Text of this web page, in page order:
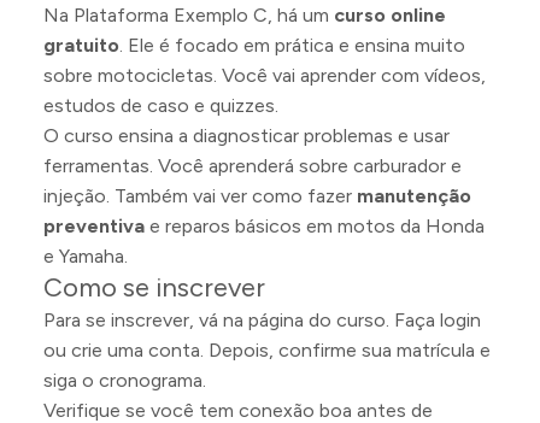
Na Plataforma Exemplo C, há um curso online
gratuito. Ele é focado em prática e ensina muito
sobre motocicletas. Você vai aprender com vídeos,
estudos de caso e quizzes.
O curso ensina a diagnosticar problemas e usar
ferramentas. Você aprenderá sobre carburador e
injeção. Também vai ver como fazer manutenção
preventiva e reparos básicos em motos da Honda
e Yamaha.
Como se inscrever
Para se inscrever, vá na página do curso. Faça login
ou crie uma conta. Depois, confirme sua matrícula e
siga o cronograma.
Verifique se você tem conexão boa antes de